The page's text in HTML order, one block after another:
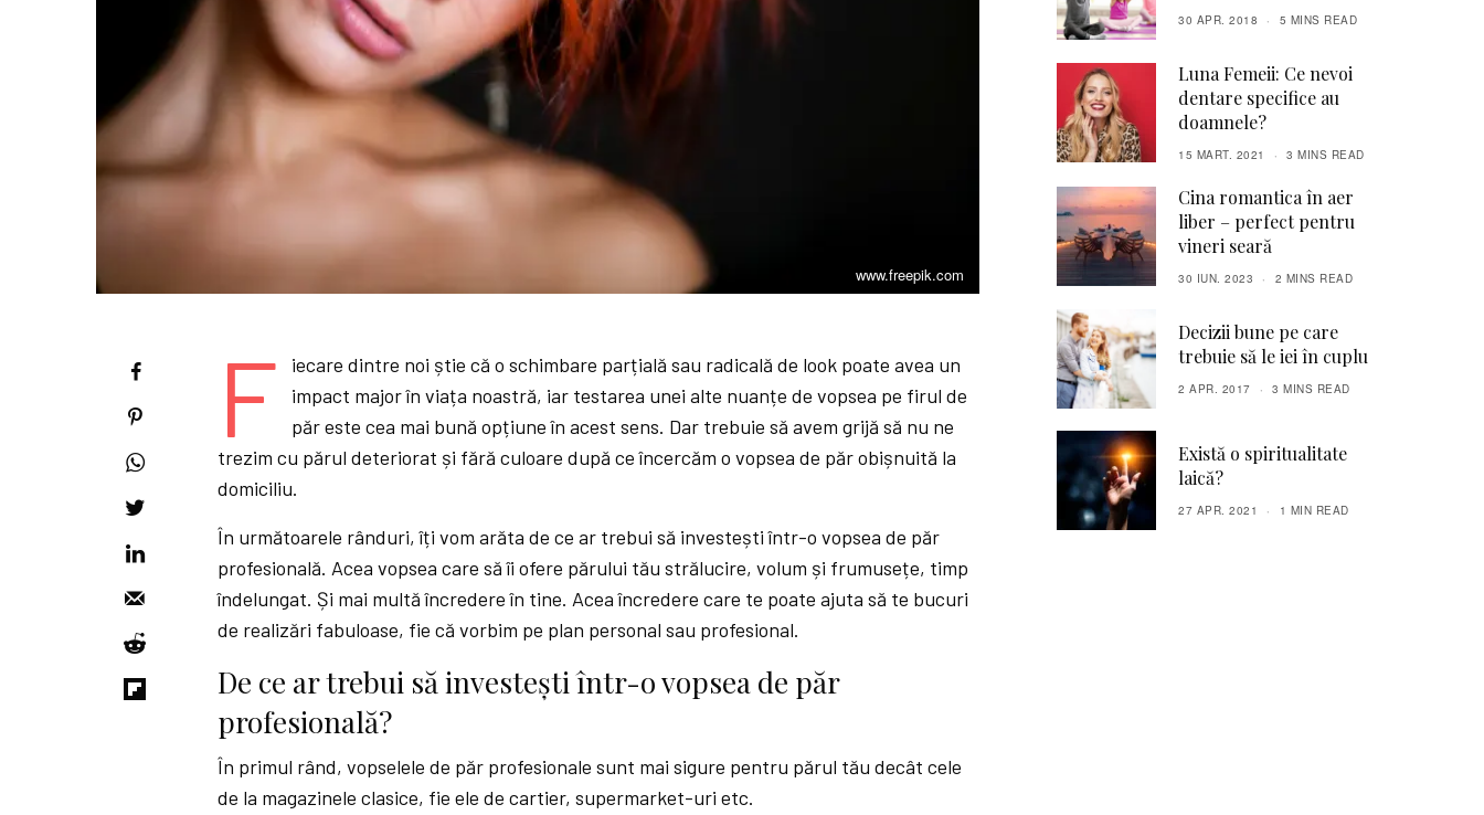
www.freepik.com
F
iecare dintre noi știe că o schimbare parțială sau radicală de look poate avea un
impact major în viața noastră, iar testarea unei alte nuanțe de vopsea pe firul de
păr este cea mai bună opțiune în acest sens. Dar trebuie să avem grijă să nu ne
trezim cu părul deteriorat și fără culoare după ce încercăm o vopsea de păr obișnuită la
domiciliu.
În următoarele rânduri, îți vom arăta de ce ar trebui să investești într-o vopsea de păr
profesională. Acea vopsea care să îi ofere părului tău strălucire, volum și frumusețe, timp
îndelungat. Și mai multă încredere în tine. Acea încredere care te poate ajuta să te bucuri
de realizări fabuloase, fie că vorbim pe plan personal sau profesional.
De ce ar trebui să investești într-o vopsea de păr
profesională?
În primul rând, vopselele de păr profesionale sunt mai sigure pentru părul tău decât cele
de la magazinele clasice, fie ele de cartier, supermarket-uri etc.
30 APR. 2018 5 MINS READ
Luna Femeii: Ce nevoi
dentare specifice au
doamnele?
15 MART. 2021 3 MINS READ
Cina romantica în aer
liber – perfect pentru
vineri seară
30 IUN. 2023 2 MINS READ
Decizii bune pe care
trebuie să le iei în cuplu
2 APR. 2017 3 MINS READ
Există o spiritualitate
laică?
27 APR. 2021 1 MIN READ